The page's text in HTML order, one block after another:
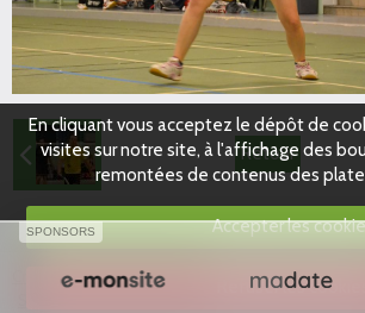
Retour
Créer un site internet avec e-monsite
SPONSORS
En cliquant vous acceptez le dépôt de
visites sur notre site, à l'affichage des
remontées de contenus des
Accepter les
Refuser les cookies